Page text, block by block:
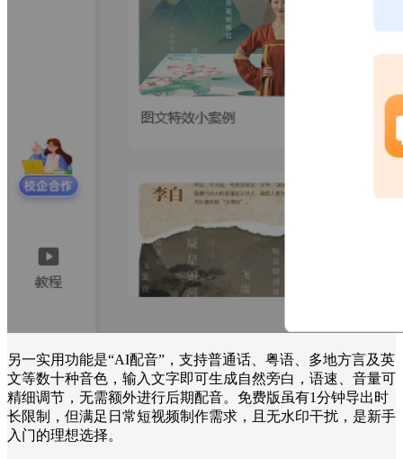
另一实用功能是“AI配音”，支持普通话、粤语、多地方言及英
文等数十种音色，输入文字即可生成自然旁白，语速、音量可
精细调节，无需额外进行后期配音。免费版虽有1分钟导出时
长限制，但满足日常短视频制作需求，且无水印干扰，是新手
入门的理想选择。